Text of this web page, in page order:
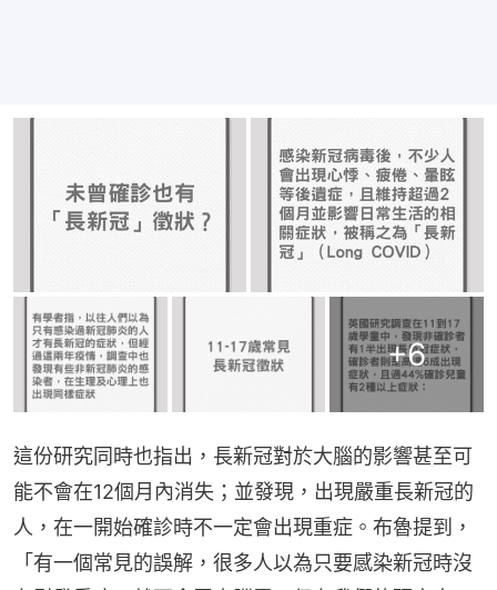
+6
這份研究同時也指出，長新冠對於大腦的影響甚至可
能不會在12個月內消失；並發現，出現嚴重長新冠的
人，在一開始確診時不一定會出現重症。布魯提到，
「有一個常見的誤解，很多人以為只要感染新冠時沒